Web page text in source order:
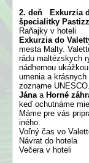
2. deň Exkurzia
špecialitky
Raňajky v hoteli
Exkurzia do
mesta Malty.
rádu maltézskych
nádhernou
umenia a
zozname
Jánaa Horné
keď ochutnáme
Máme pre vás
iného.
Voľný čas vo
Návrat do hotela
Večera v hoteli